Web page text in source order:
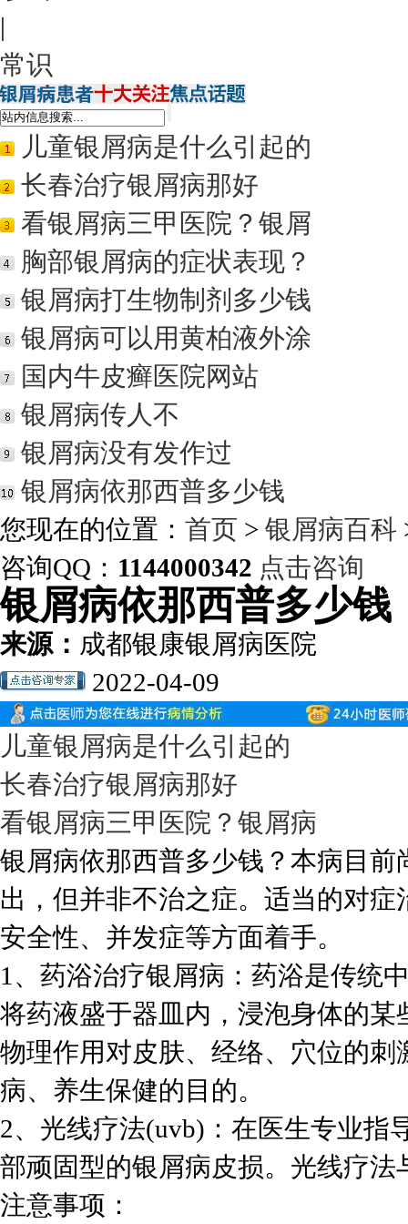
|
常识
儿童银屑病是什么引起的
长春治疗银屑病那好
看银屑病三甲医院？银屑
胸部银屑病的症状表现？
银屑病打生物制剂多少钱
银屑病可以用黄柏液外涂
国内牛皮癣医院网站
银屑病传人不
银屑病没有发作过
银屑病依那西普多少钱
您现在的位置： 首页 > 银屑病百科
咨询QQ： 1144000342 点击咨询
银屑病依那西普多少钱
来源： 成都银康银屑病医院
2022-04-09
儿童银屑病是什么引起的
长春治疗银屑病那好
看银屑病三甲医院？银屑病
银屑病依那西普多少钱？本病目前
出，但并非不治之症。适当的对
安全性、并发症等方面着手。
1、药浴治疗银屑病：药浴是传统
将药液盛于器皿内，浸泡身体的
物理作用对皮肤、经络、穴位的
病、养生保健的目的。
2、光线疗法(uvb)：在医生专业指
部顽固型的银屑病皮损。光线疗
注意事项：